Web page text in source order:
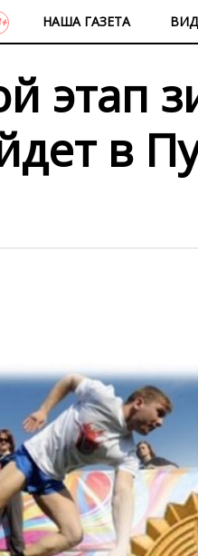
НАША ГАЗЕТА
этап
в